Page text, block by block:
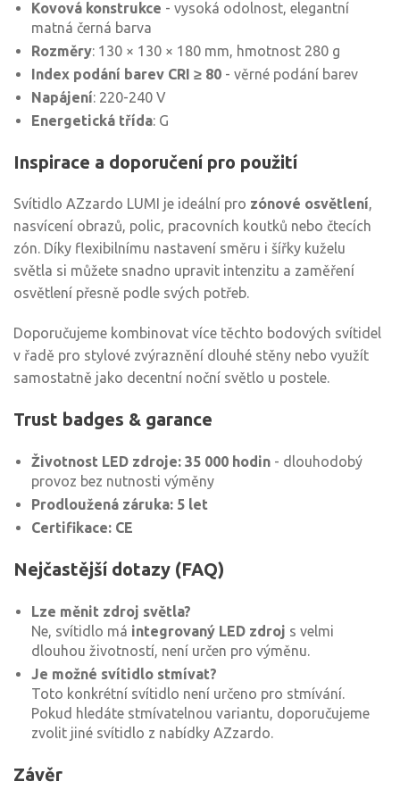
Kovová konstrukce - vysoká odolnost, elegantní
matná černá barva
Rozměry: 130 × 130 × 180 mm, hmotnost 280 g
Index podání barev CRI ≥ 80 - věrné podání barev
Napájení: 220-240 V
Energetická třída: G
Inspirace a doporučení pro použití
Svítidlo AZzardo LUMI je ideální pro zónové osvětlení,
nasvícení obrazů, polic, pracovních koutků nebo čtecích
zón. Díky flexibilnímu nastavení směru i šířky kuželu
světla si můžete snadno upravit intenzitu a zaměření
osvětlení přesně podle svých potřeb.
Doporučujeme kombinovat více těchto bodových svítidel
v řadě pro stylové zvýraznění dlouhé stěny nebo využít
samostatně jako decentní noční světlo u postele.
Trust badges & garance
Životnost LED zdroje: 35 000 hodin - dlouhodobý
provoz bez nutnosti výměny
Prodloužená záruka: 5 let
Certifikace: CE
Nejčastější dotazy (FAQ)
Lze měnit zdroj světla?
Ne, svítidlo má integrovaný LED zdroj s velmi
dlouhou životností, není určen pro výměnu.
Je možné svítidlo stmívat?
Toto konkrétní svítidlo není určeno pro stmívání.
Pokud hledáte stmívatelnou variantu, doporučujeme
zvolit jiné svítidlo z nabídky AZzardo.
Závěr